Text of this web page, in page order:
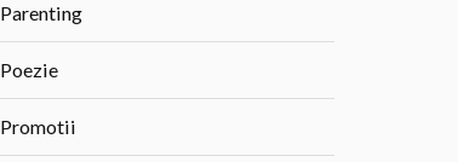
Parenting
Poezie
Promotii